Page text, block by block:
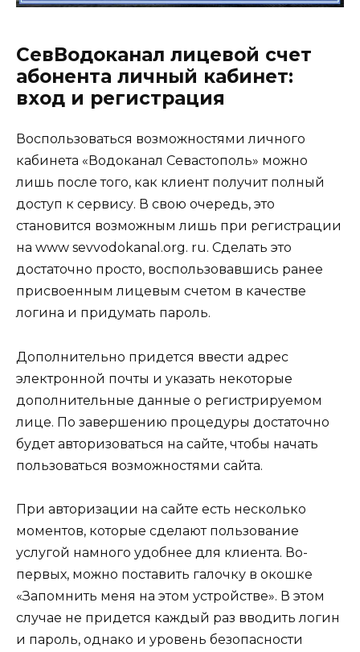
СевВодоканал лицевой счет
абонента личный кабинет:
вход и регистрация
Воспользоваться возможностями личного
кабинета «Водоканал Севастополь» можно
лишь после того, как клиент получит полный
доступ к сервису. В свою очередь, это
становится возможным лишь при регистрации
на www sevvodokanal.org. ru. Сделать это
достаточно просто, воспользовавшись ранее
присвоенным лицевым счетом в качестве
логина и придумать пароль.
Дополнительно придется ввести адрес
электронной почты и указать некоторые
дополнительные данные о регистрируемом
лице. По завершению процедуры достаточно
будет авторизоваться на сайте, чтобы начать
пользоваться возможностями сайта.
При авторизации на сайте есть несколько
моментов, которые сделают пользование
услугой намного удобнее для клиента. Во-
первых, можно поставить галочку в окошке
«Запомнить меня на этом устройстве». В этом
случае не придется каждый раз вводить логин
и пароль, однако и уровень безопасности